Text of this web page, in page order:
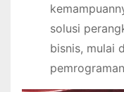
solusi
bisnis, mulai